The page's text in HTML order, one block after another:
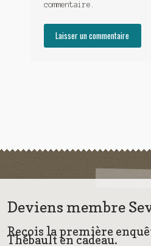
commentaire.
Deviens membre
Reçois la première
Thébault en cadeau.